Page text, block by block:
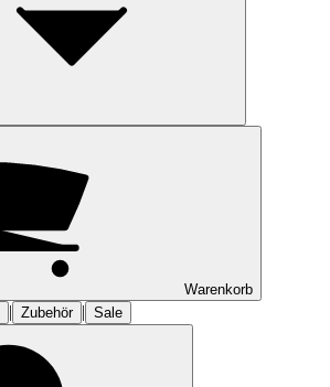
Warenkorb
| Zubehör | Sale